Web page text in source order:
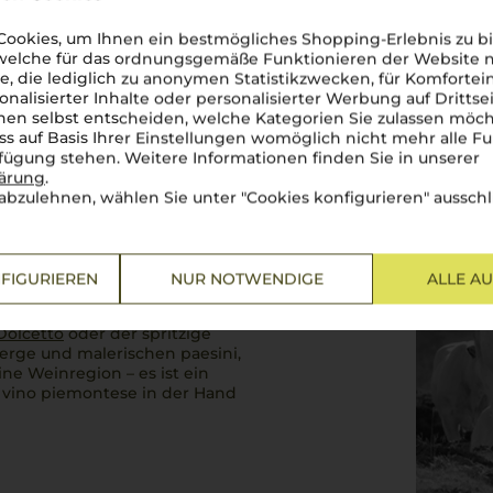
um Ihnen ein bestmögliches Shopping-Erlebnis zu
für das ordnungsgemäße Funktionieren der Website
die lediglich zu anonymen Statistikzwecken, für
Inhalte oder personalisierter Werbung auf
selbst entscheiden, welche Kategorien Sie zulassen
auf Basis Ihrer Einstellungen womöglich nicht mehr alle
stehen. Weitere Informationen finden Sie in unserer
.
wählen Sie unter "Cookies konfigurieren"
NUR NOTWENDIGE ALLE
collineim Herbstnebel
und tiefes Verständnis
des Weins:
höher schlagen
oder der spritzige
und malerischen paesini,
Weinregion – es ist ein
vino piemontese in der Hand